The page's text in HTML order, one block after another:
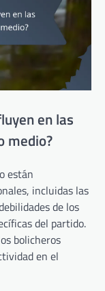
en las
medio?
están
incluidas las
de los
del partido.
bolicheros
en el